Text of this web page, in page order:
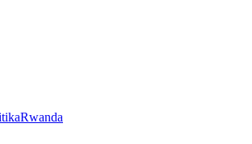
Rwanda